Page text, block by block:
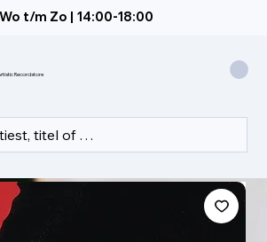
t/m Zo | 14:00-18:00
Recordstore